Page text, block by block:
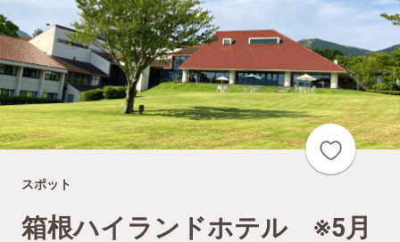
スポット
箱根ハイランドホテル ※5月